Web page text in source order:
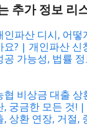
추가 정보 리
인파산 디시, 어떻
요? | 개인파산 신
공 가능성, 법률 정
협 비상금 대출
, 궁금한 모든 것!
, 상환 연장, 거절,